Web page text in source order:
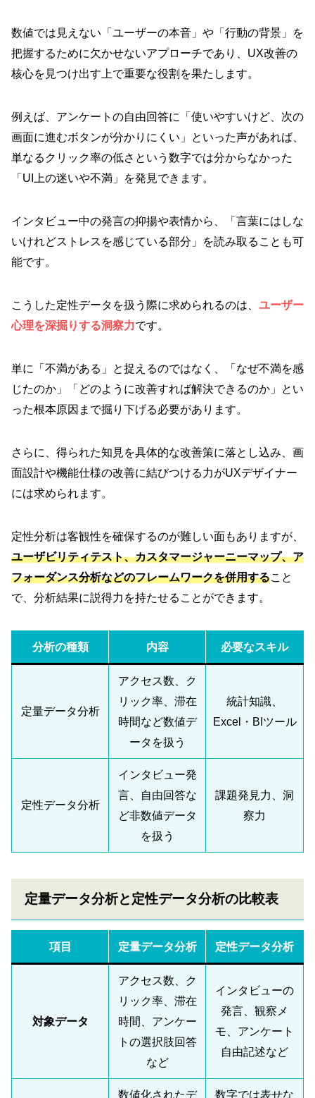
数値では見えない「ユーザーの本音」や「行動の背景」を
把握するために欠かせないアプローチであり、UX改善の
核心を見つけ出す上で重要な役割を果たします。
例えば、アンケートの自由回答に「使いやすいけど、次の
画面に進むボタンが分かりにくい」といった声があれば、
単なるクリック率の低さという数字では分からなかった
「UI上の迷いや不満」を発見できます。
インタビュー中の発言の抑揚や表情から、「言葉にはしな
いけれどストレスを感じている部分」を読み取ることも可
能です。
こうした定性データを扱う際に求められるのは、 ユーザー
心理を深掘りする洞察力です。
単に「不満がある」と捉えるのではなく、「なぜ不満を感
じたのか」「どのように改善すれば解決できるのか」とい
った根本原因まで掘り下げる必要があります。
さらに、得られた知見を具体的な改善策に落とし込み、画
面設計や機能仕様の改善に結びつける力がUXデザイナー
には求められます。
定性分析は客観性を確保するのが難しい面もありますが、
ユーザビリティテスト、カスタマージャーニーマップ、ア
フォーダンス分析などのフレームワークを併用すること
で、分析結果に説得力を持たせることができます。
分析の種類 内容 必要なスキル
定量データ分析
アクセス数、ク
リック率、滞在
時間など数値デ
ータを扱う
統計知識、
Excel・BIツール
定性データ分析
インタビュー発
言、自由回答な
ど非数値データ
を扱う
課題発見力、洞
察力
定量データ分析と定性データ分析の比較表
項目 定量データ分析 定性データ分析
対象データ
アクセス数、ク
リック率、滞在
時間、アンケー
トの選択肢回答
など
インタビューの
発言、観察メ
モ、アンケート
自由記述など
数値化されたデ 数字では表せな